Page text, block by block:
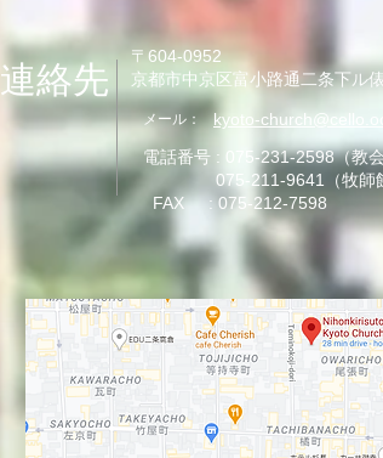
連絡先
kyoto-
〒604-0952
京都市中京区富小路通二条下ル
メール：
電話番号 : 075-231-2598（教
075-211-9641（牧師館
FAX : 075-212-7598